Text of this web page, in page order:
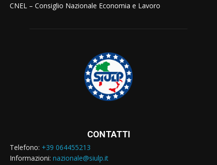
CNEL – Consiglio Nazionale Economia e Lavoro
CONTATTI
Telefono: +39 064455213
Informazioni: nazionale@siulp.it